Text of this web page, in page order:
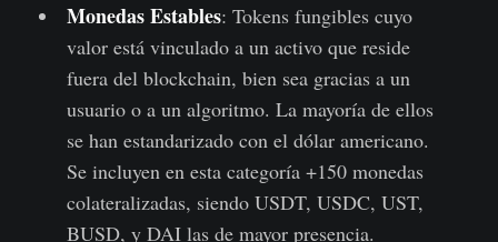
Monedas Estables: Tokens fungibles cuyo
valor está vinculado a un activo que reside
fuera del blockchain, bien sea gracias a un
usuario o a un algoritmo. La mayoría de ellos
se han estandarizado con el dólar americano.
Se incluyen en esta categoría +150 monedas
colateralizadas, siendo USDT, USDC, UST,
BUSD, y DAI las de mayor presencia.